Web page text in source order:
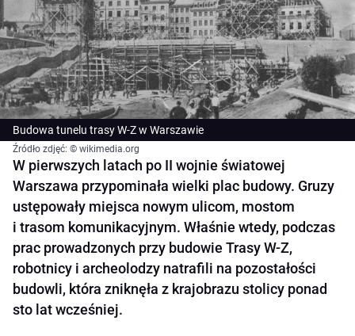
Budowa tunelu trasy W-Z w Warszawie
Źródło zdjęć: © wikimedia.org
W pierwszych latach po II wojnie światowej
Warszawa przypominała wielki plac budowy. Gruzy
ustępowały miejsca nowym ulicom, mostom
i trasom komunikacyjnym. Właśnie wtedy, podczas
prac prowadzonych przy budowie Trasy W-Z,
robotnicy i archeolodzy natrafili na pozostałości
budowli, która zniknęła z krajobrazu stolicy ponad
sto lat wcześniej.